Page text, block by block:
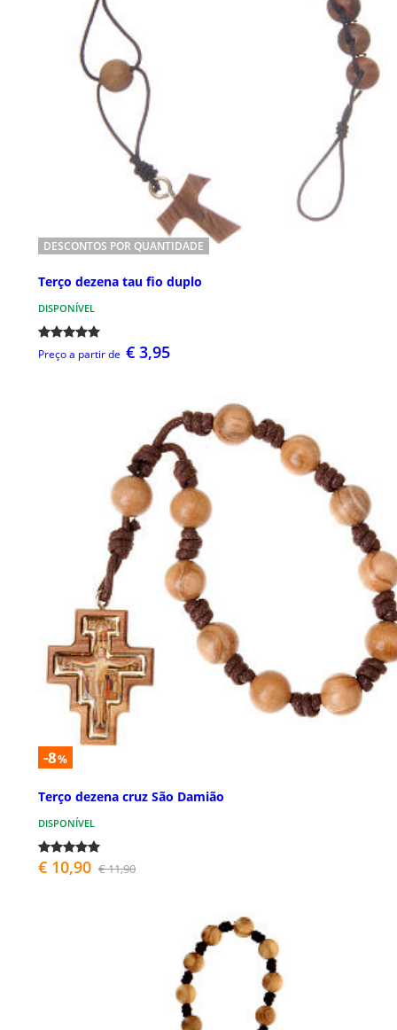
DESCONTOS POR QUANTIDADE
Terço dezena tau fio duplo
DISPONÍVEL
Preço a partir de € 3,95
-8%
Terço dezena cruz São Damião
DISPONÍVEL
€ 10,90 € 11,90